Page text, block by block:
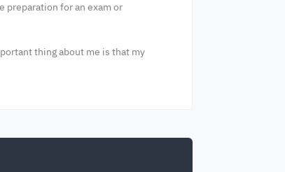
preparation for an exam or
thing about me is that my